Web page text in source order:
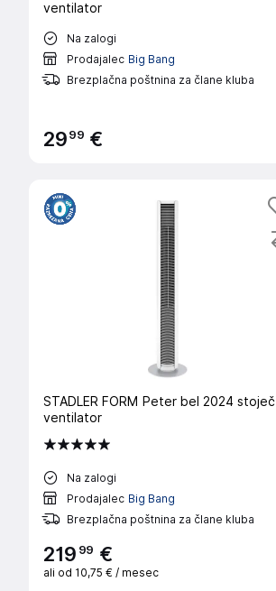
ventilator
Na zalogi
Prodajalec Big Bang
Brezplačna poštnina za člane kluba
2999 €
STADLER FORM Peter bel 2024 stoječ
ventilator
Na zalogi
Prodajalec Big Bang
Brezplačna poštnina za člane kluba
219 99 €
ali od 10,75 € / mesec